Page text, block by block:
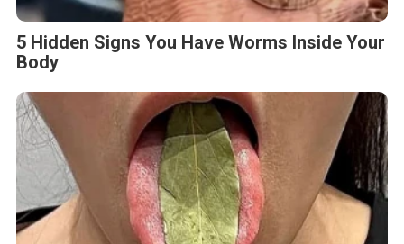
5 Hidden Signs You Have Worms Inside Your
Body